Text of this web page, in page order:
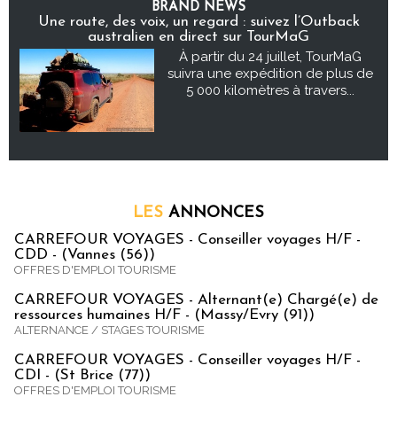
BRAND NEWS
Une route, des voix, un regard : suivez l’Outback
australien en direct sur TourMaG
À partir du 24 juillet, TourMaG
suivra une expédition de plus de
5 000 kilomètres à travers...
LES ANNONCES
CARREFOUR VOYAGES - Conseiller voyages H/F -
CDD - (Vannes (56))
OFFRES D'EMPLOI TOURISME
CARREFOUR VOYAGES - Alternant(e) Chargé(e) de
ressources humaines H/F - (Massy/Evry (91))
ALTERNANCE / STAGES TOURISME
CARREFOUR VOYAGES - Conseiller voyages H/F -
CDI - (St Brice (77))
OFFRES D'EMPLOI TOURISME